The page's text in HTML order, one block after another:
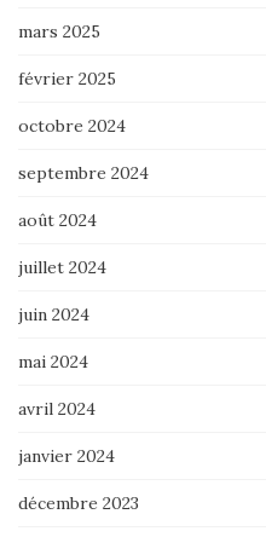
mars 2025
février 2025
octobre 2024
septembre 2024
août 2024
juillet 2024
juin 2024
mai 2024
avril 2024
janvier 2024
décembre 2023